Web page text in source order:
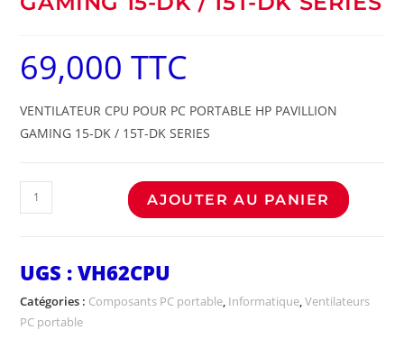
69,000TTC
VENTILATEUR CPU POUR PC PORTABLE HP PAVILLION
GAMING 15-DK / 15T-DK SERIES
AJOUTER AU PANIER
UGS :VH62CPU
Catégories : Composants PC portable, Informatique,Ventilateurs
PC portable